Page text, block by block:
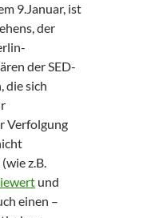
9.Januar, ist
der
der SED-
die sich
Verfolgung
z.B.
und
einen –